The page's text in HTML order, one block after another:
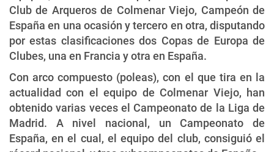
Club de Arqueros de Colmenar Viejo, Campeón de
España en una ocasión y tercero en otra, disputando
por estas clasificaciones dos Copas de Europa de
Clubes, una en Francia y otra en España.
Con arco compuesto (poleas), con el que tira en la
actualidad con el equipo de Colmenar Viejo, han
obtenido varias veces el Campeonato de la Liga de
Madrid. A nivel nacional, un Campeonato de
España, en el cual, el equipo del club, consiguió el